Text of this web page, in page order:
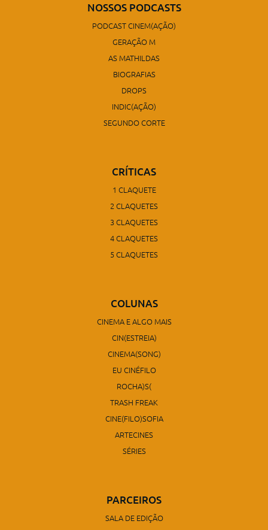
NOSSOS PODCASTS
PODCAST CINEM(AÇÃO)
GERAÇÃO M
AS MATHILDAS
BIOGRAFIAS
DROPS
INDIC(AÇÃO)
SEGUNDO CORTE
CRÍTICAS
1 CLAQUETE
2 CLAQUETES
3 CLAQUETES
4 CLAQUETES
5 CLAQUETES
COLUNAS
CINEMA E ALGO MAIS
CIN(ESTREIA)
CINEMA(SONG)
EU CINÉFILO
ROCHA)S(
TRASH FREAK
CINE(FILO)SOFIA
ARTECINES
SÉRIES
PARCEIROS
SALA DE EDIÇÃO